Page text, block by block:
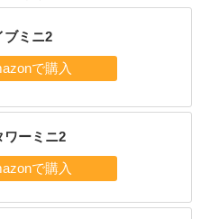
ブミニ2
ワーミニ2